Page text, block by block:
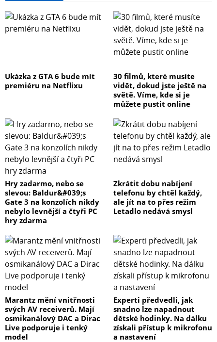
Ukázka z GTA 6 bude mít
premiéru na Netflixu
30 filmů, které musíte
vidět, dokud jste ještě na
světě. Víme, kde si je
můžete pustit online
Hry zadarmo, nebo se
slevou: Baldur&#039;s
Gate 3 na konzolích nikdy
nebylo levnější a čtyři PC
hry zdarma
Zkrátit dobu nabíjení
telefonu by chtěl každý,
ale jít na to přes režim
Letadlo nedává smysl
Marantz mění vnitřnosti
svých AV receiverů. Mají
osmikanálový DAC a Dirac
Live podporuje i tenký
model
Experti předvedli, jak
snadno lze napadnout
dětské hodinky. Na dálku
získali přístup k mikrofonu
a nastavení